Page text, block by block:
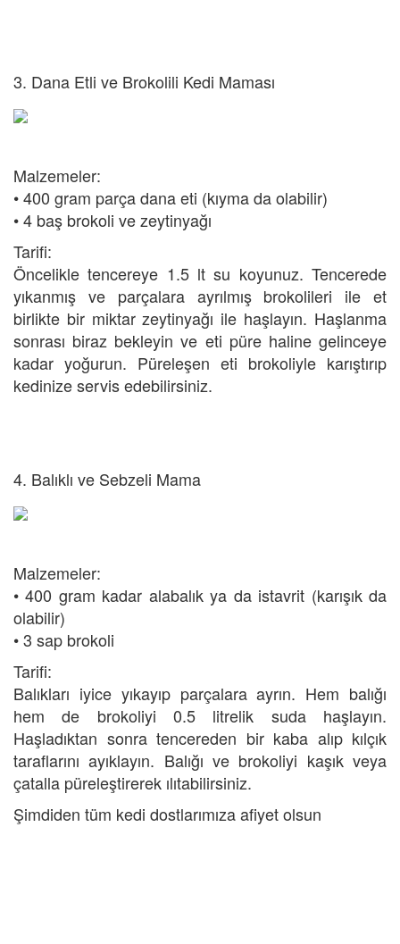
3. Dana Etli ve Brokolili Kedi Maması
Malzemeler:
• 400 gram parça dana eti (kıyma da olabilir)
• 4 baş brokoli ve zeytinyağı
Tarifi:
Öncelikle tencereye 1.5 lt su koyunuz. Tencerede
yıkanmış ve parçalara ayrılmış brokolileri ile et
birlikte bir miktar zeytinyağı ile haşlayın. Haşlanma
sonrası biraz bekleyin ve eti püre haline gelinceye
kadar yoğurun. Püreleşen eti brokoliyle karıştırıp
kedinize servis edebilirsiniz.
4. Balıklı ve Sebzeli Mama
Malzemeler:
• 400 gram kadar alabalık ya da istavrit (karışık da
olabilir)
• 3 sap brokoli
Tarifi:
Balıkları iyice yıkayıp parçalara ayrın. Hem balığı
hem de brokoliyi 0.5 litrelik suda haşlayın.
Haşladıktan sonra tencereden bir kaba alıp kılçık
taraflarını ayıklayın. Balığı ve brokoliyi kaşık veya
çatalla püreleştirerek ılıtabilirsiniz.
Şimdiden tüm kedi dostlarımıza afiyet olsun